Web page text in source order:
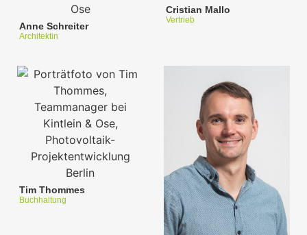
Anne Schreiter
Architektin
Cristian Mallo
Vertrieb
Tim Thommes
Buchhaltung